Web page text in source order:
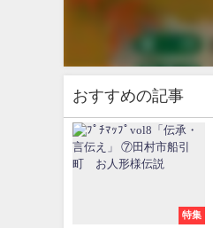
おすすめの記事
特集